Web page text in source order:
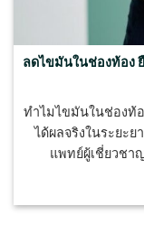
ลดไขมันในช่องท้อง
ทำไมไขมันในช่องท้
ได้ผลจริงในระยะ
แพทย์ผู้เชี่ยวชา